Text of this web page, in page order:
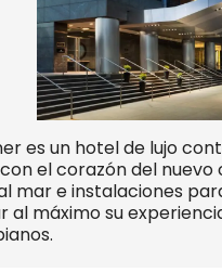
es un hotel de lujo
el corazón del
mar e instalaciones
máximo su